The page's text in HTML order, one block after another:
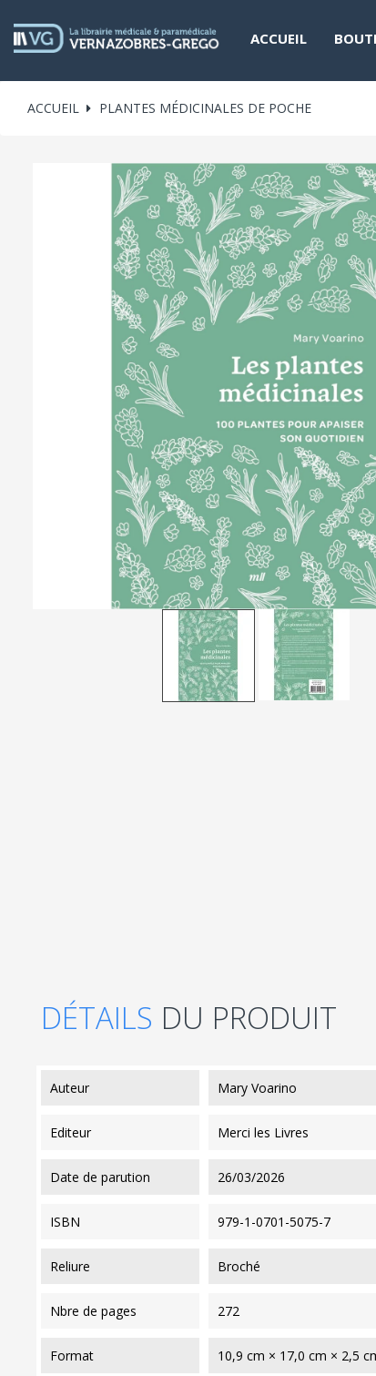
ACCUEIL
ACCUEIL PLANTES MÉDICINALES DE POCHE
DÉTAILS DU PRODUIT
auteur Mary Voarino
editeur Merci les Livres
date de parution 26/03/2026
ISBN 979-1-0701-5075-7
reliure Broché
nbre de pages 272
format 10,9 cm × 17,0 cm × 2,5